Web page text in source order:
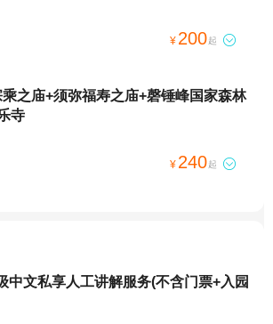
¥ 200起 
之庙+须弥福寿之庙+磬锤峰国家森林
寺
¥ 240起 
中文私享人工讲解服务(不含门票+入园